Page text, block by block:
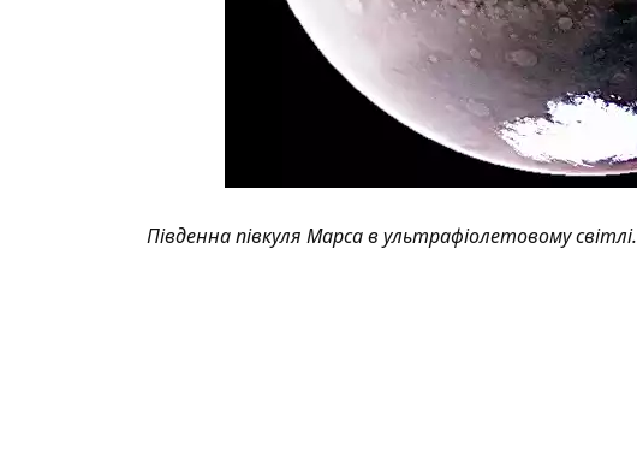
Південна півкуля Марса в ультрафіолетовому світлі.